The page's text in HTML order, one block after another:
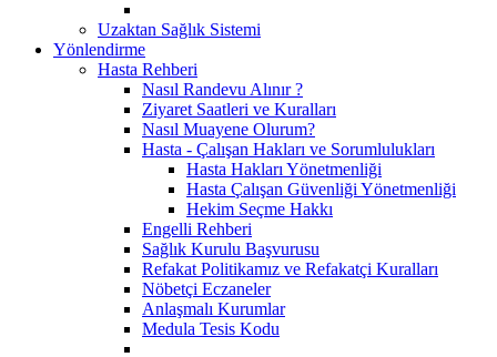
Uzaktan Sağlık Sistemi
Yönlendirme
Hasta Rehberi
Nasıl Randevu Alınır ?
Ziyaret Saatleri ve Kuralları
Nasıl Muayene Olurum?
Hasta - Çalışan Hakları ve Sorumlulukları
Hasta Hakları Yönetmenliği
Hasta Çalışan Güvenliği Yönetmenliği
Hekim Seçme Hakkı
Engelli Rehberi
Sağlık Kurulu Başvurusu
Refakat Politikamız ve Refakatçi Kuralları
Nöbetçi Eczaneler
Anlaşmalı Kurumlar
Medula Tesis Kodu